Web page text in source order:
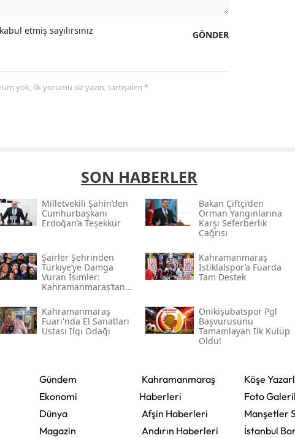
GÖNDER
etmiş sayılırsınız
yok, ilk yorumu siz yazın, tartışalım *
SON HABERLER
Milletvekili Şahin’den
Cumhurbaşkanı
Erdoğan’a Teşekkür
Bakan Çiftçi’den
Orman Yangınlarına
Karşı Seferberlik
Çağrısı
Şairler Şehrinden
Türkiye’ye Damga
Vuran İsimler:
Kahramanmaraş’tan
Kahramanmaraş
İstiklalspor’a Fuarda
Tam Destek
Kahramanmaraş
Fuarı'nda El Sanatları
Ustası İlgi Odağı
Onikişubatspor Pgl
Başvurusunu
Tamamlayan İlk Kulüp
Oldu!
Gündem
Ekonomi
Dünya
Magazin
Kahramanmaraş
Haberleri
Afşin Haberleri
Andırın Haberleri
Köşe
Foto
Manşetler
İstanbul